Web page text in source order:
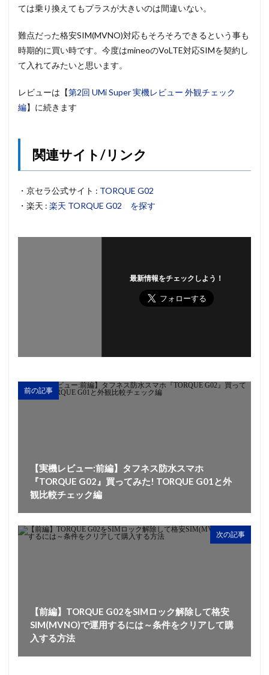
ては乗り換えてもプラスが大きいのは間違いない。
難点だった格安SIM(MVNO)対応もそろそろできるという事も
時期的に買い時です。今度はmineoのVoLTE対応SIMを契約し
て入れてみたいと思います。
レビューは【第2回 UMi Super 実機レビュー 外観チェック
編】に続きます
関連サイト/リンク
・京セラ公式サイト : TORQUE G02
・楽天 : 楽天 TORQUE G02 を探す
最新情報をチェックしよう！
前の記事
【実機レビュー:前編】タフネス防水スマホ
『TORQUE G02』買ってみた! TORQUE G01と外
観比較チェック編
次の記事
【前編】TORQUE G02をSIMロック解除して格安
SIM(MVNO)で運用するには～条件をクリアして購
入する方法